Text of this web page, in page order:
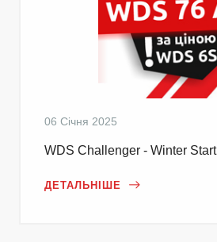
06 Січня 2025
WDS Challenger - Winter Start
ДЕТАЛЬНІШЕ